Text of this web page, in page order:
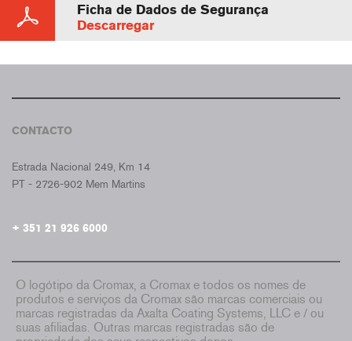
Ficha de Dados de Segurança
Descarregar
CONTACTO
Estrada Nacional 249, Km 14
PT - 2726-902 Mem Martins
+ 351 21 926 6000
O logótipo da Cromax, a Cromax e todos os nomes de
produtos e serviços da Cromax são marcas comerciais ou
marcas registradas da Axalta Coating Systems, LLC e / ou
suas afiliadas. Outras marcas registradas são de